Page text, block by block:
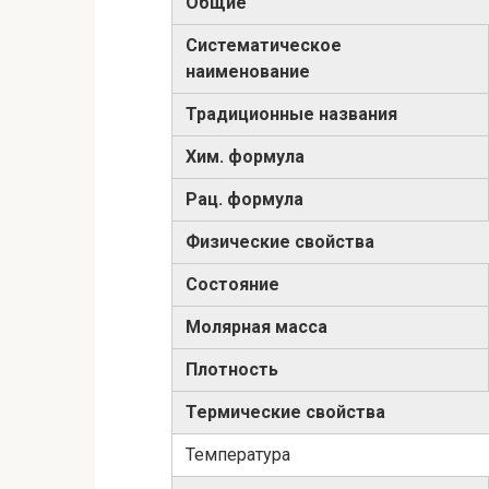
Систематическое
наименование
Традиционные названия
Хим. формула
Рац. формула
Физические свойства
Состояние
Молярная масса
Плотность
Термические свойства
Температура